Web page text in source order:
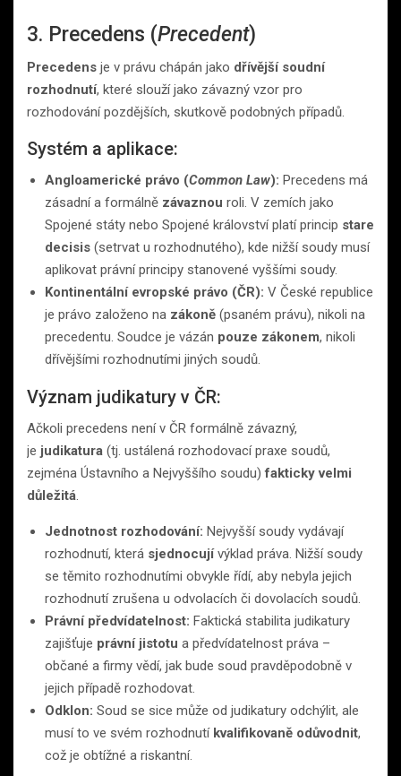
3. Precedens (Precedent)
Precedens je v právu chápán jako dřívější soudní
rozhodnutí, které slouží jako závazný vzor pro
rozhodování pozdějších, skutkově podobných případů.
Systém a aplikace:
Angloamerické právo (Common Law): Precedens má
zásadní a formálně závaznou roli. V zemích jako
Spojené státy nebo Spojené království platí princip stare
decisis (setrvat u rozhodnutého), kde nižší soudy musí
aplikovat právní principy stanovené vyššími soudy.
Kontinentální evropské právo (ČR): V České republice
je právo založeno na zákoně (psaném právu), nikoli na
precedentu. Soudce je vázán pouze zákonem, nikoli
dřívějšími rozhodnutími jiných soudů.
Význam judikatury v ČR:
Ačkoli precedens není v ČR formálně závazný,
je judikatura (tj. ustálená rozhodovací praxe soudů,
zejména Ústavního a Nejvyššího soudu)fakticky velmi
důležitá.
Jednotnost rozhodování: Nejvyšší soudy vydávají
rozhodnutí, která sjednocujívýklad práva. Nižší soudy
se těmito rozhodnutími obvykle řídí, aby nebyla jejich
rozhodnutí zrušena u odvolacích či dovolacích soudů.
Právní předvídatelnost: Faktická stabilita judikatury
zajišťuje právní jistotu a předvídatelnost práva –
občané a firmy vědí, jak bude soud pravděpodobně v
jejich případě rozhodovat.
Odklon: Soud se sice může od judikatury odchýlit, ale
musí to ve svém rozhodnutí kvalifikovaně odůvodnit,
což je obtížné a riskantní.